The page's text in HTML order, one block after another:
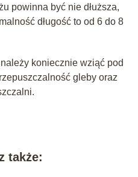
powinna być nie dłuższa,
długość to od 6 do 8
koniecznie wziąć pod
gleby oraz
także: